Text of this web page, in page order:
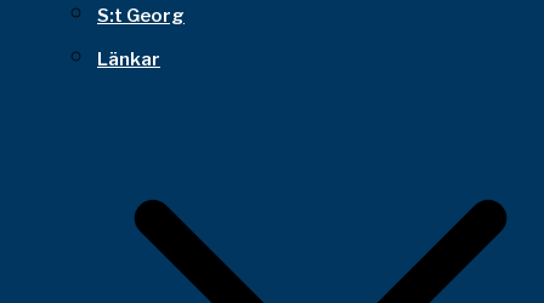
S:t Georg
Länkar